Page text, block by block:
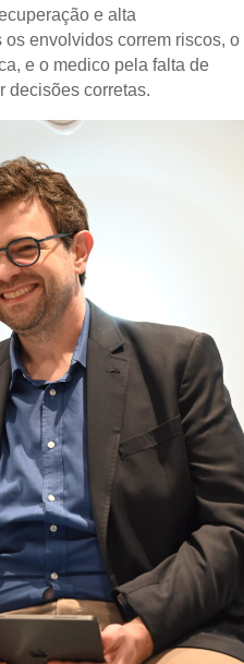
e alta
envolvidos correm riscos, o
e o medico pela falta de
decisões corretas.